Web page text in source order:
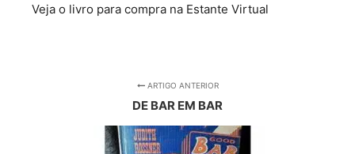
Veja o livro para compra na Estante Virtual
ARTIGO ANTERIOR
DE BAR EM BAR